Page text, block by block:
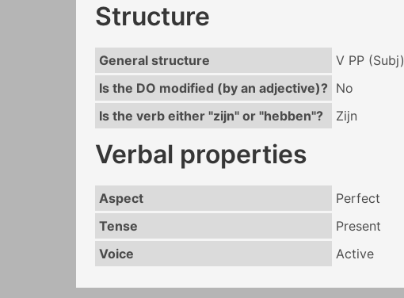
Structure
General structure
V PP (Subj)
Is the DO modified (by an adjective)? No
Is the verb either "zijn" or "hebben"?
Zijn
Verbal properties
Aspect
Perfect
Tense
Present
Voice
Active